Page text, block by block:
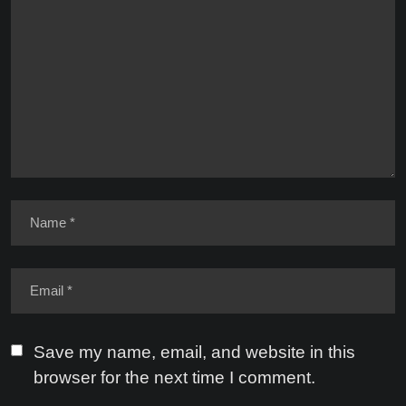
Save my name, email, and website in this
browser for the next time I comment.